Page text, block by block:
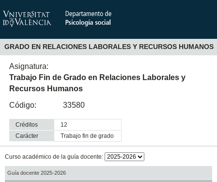
GRADO EN RELACIONES LABORALES Y RECURSOS HUMANOS
Asignatura:
Trabajo Fin de Grado en Relaciones Laborales y
Recursos Humanos
Código:
33580
Créditos
12
Carácter
trabajo fin de grado
Curso académico de la guía docente:
Guía docente 2025-2026